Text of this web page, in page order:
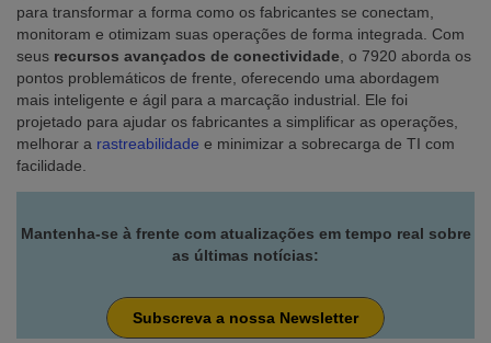
para transformar a forma como os fabricantes se conectam,
monitoram e otimizam suas operações de forma integrada. Com
seus recursos avançados de conectividade , o 7920 aborda os
pontos problemáticos de frente, oferecendo uma abordagem
mais inteligente e ágil para a marcação industrial. Ele foi
projetado para ajudar os fabricantes a simplificar as operações,
melhorar a rastreabilidade e minimizar a sobrecarga de TI com
facilidade.
Mantenha-se à frente com atualizações em tempo real sobre
as últimas notícias:
Subscreva a nossa Newsletter